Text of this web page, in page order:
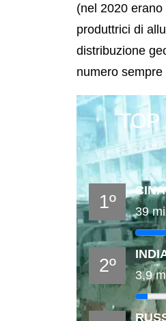
(nel 2020
produttrici di
distribuzione
numero
TOP
1º
CINA
39
2º
3,9